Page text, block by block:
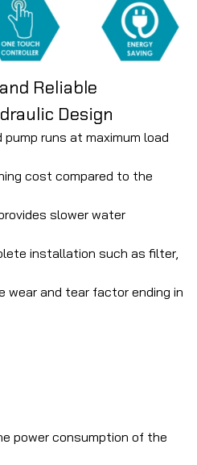
Reliable
Design
runs at maximum load
cost compared to the
slower water
installation such as filter,
and tear factor ending in
power consumption of the